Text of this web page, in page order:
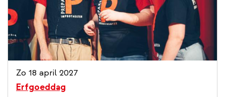
Zo 18 april 2027
Erfgoeddag